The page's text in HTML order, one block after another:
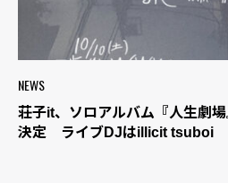
NEWS
荘子it、ソロアルバム『人生劇
決定 ライブDJはillicit tsuboi